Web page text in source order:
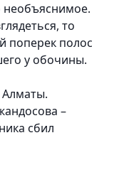
необъяснимое.
то
поперек полос
у обочины.
Алматы.
–
сбил